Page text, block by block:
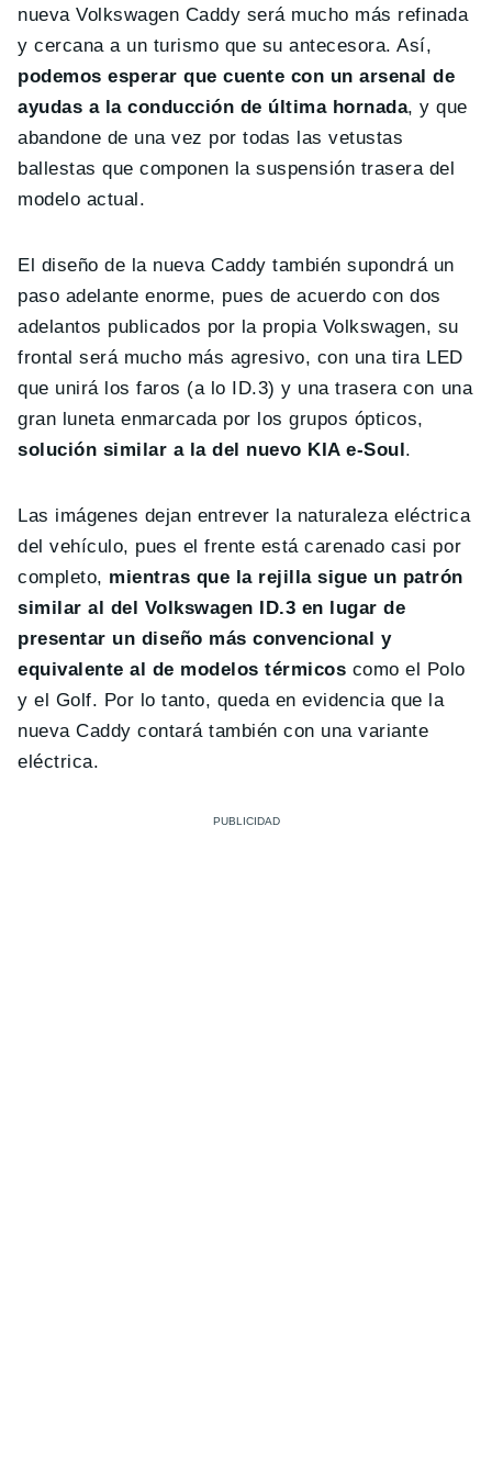
nueva Volkswagen Caddy será mucho más refinada
y cercana a un turismo que su antecesora. Así,
podemos esperar que cuente con un arsenal de
ayudas a la conducción de última hornada, y que
abandone de una vez por todas las vetustas
ballestas que componen la suspensión trasera del
modelo actual.
El diseño de la nueva Caddy también supondrá un
paso adelante enorme, pues de acuerdo con dos
adelantos publicados por la propia Volkswagen, su
frontal será mucho más agresivo, con una tira LED
que unirá los faros (a lo ID.3) y una trasera con una
gran luneta enmarcada por los grupos ópticos,
solución similar a la del nuevo KIA e-Soul .
Las imágenes dejan entrever la naturaleza eléctrica
del vehículo, pues el frente está carenado casi por
completo, mientras que la rejilla sigue un patrón
similar al del Volkswagen ID.3 en lugar de
presentar un diseño más convencional y
equivalente al de modelos térmicos como el Polo
y el Golf. Por lo tanto, queda en evidencia que la
nueva Caddy contará también con una variante
eléctrica.